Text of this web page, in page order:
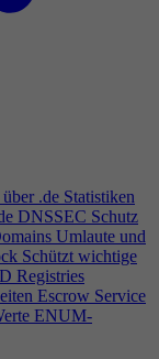
.de Statistiken
DNSSEC Schutz
Umlaute und
Schützt wichtige
Registries
Escrow Service
ENUM-